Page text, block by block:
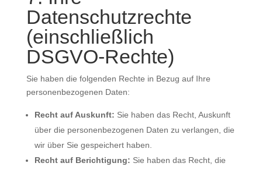
Datenschutzrechte
(einschließlich
DSGVO-Rechte)
Sie haben die folgenden Rechte in Bezug auf Ihre
personenbezogenen Daten:
Recht auf Auskunft: Sie haben das Recht, Auskunft
über die personenbezogenen Daten zu verlangen, die
wir über Sie gespeichert haben.
Recht auf Berichtigung: Sie haben das Recht, die